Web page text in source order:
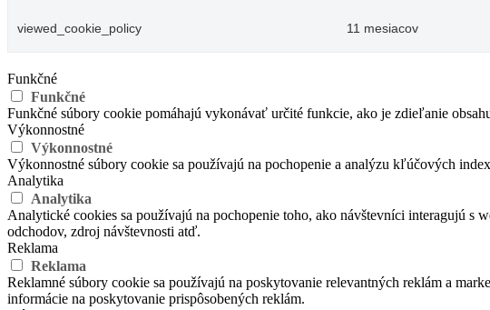
viewed_cookie_policy 11 mesiacov
Funkčné
Funkčné
Funkčné súbory cookie pomáhajú vykonávať určité funkcie, ako je zdieľanie
Výkonnostné
Výkonnostné
Výkonnostné súbory cookie sa používajú na pochopenie a analýzu kľúčových
Analytika
Analytika
Analytické cookies sa používajú na pochopenie toho, ako návštevníci interagujú s
odchodov, zdroj návštevnosti atď.
Reklama
Reklama
Reklamné súbory cookie sa používajú na poskytovanie relevantných reklám a
informácie na poskytovanie prispôsobených reklám.